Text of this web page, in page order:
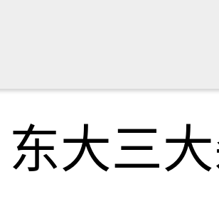
大三